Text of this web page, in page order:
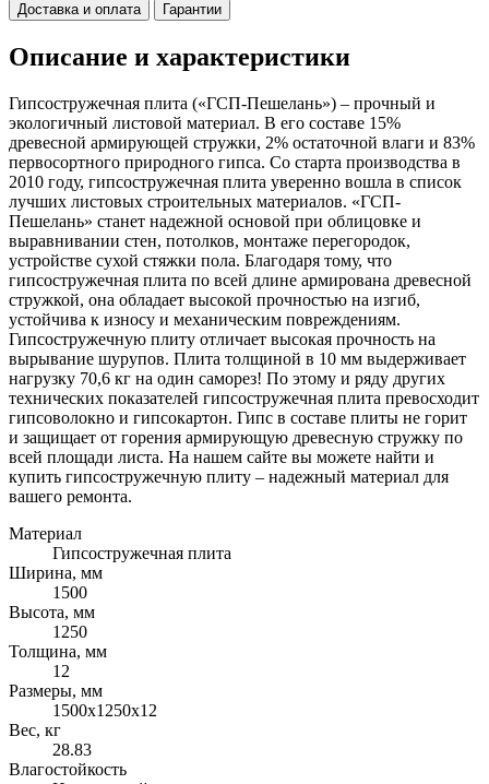
Доставка и оплата
Гарантии
Описание и характеристики
Гипсостружечная плита («ГСП-Пешелань») – прочный и
экологичный листовой материал. В его составе 15%
древесной армирующей стружки, 2% остаточной влаги и 83%
первосортного природного гипса. Со старта производства в
2010 году, гипсостружечная плита уверенно вошла в список
лучших листовых строительных материалов. «ГСП-
Пешелань» станет надежной основой при облицовке и
выравнивании стен, потолков, монтаже перегородок,
устройстве сухой стяжки пола. Благодаря тому, что
гипсостружечная плита по всей длине армирована древесной
стружкой, она обладает высокой прочностью на изгиб,
устойчива к износу и механическим повреждениям.
Гипсостружечную плиту отличает высокая прочность на
вырывание шурупов. Плита толщиной в 10 мм выдерживает
нагрузку 70,6 кг на один саморез! По этому и ряду других
технических показателей гипсостружечная плита превосходит
гипсоволокно и гипсокартон. Гипс в составе плиты не горит
и защищает от горения армирующую древесную стружку по
всей площади листа. На нашем сайте вы можете найти и
купить гипсостружечную плиту – надежный материал для
вашего ремонта.
Материал
Гипсостружечная плита
Ширина, мм
1500
Высота, мм
1250
Толщина, мм
12
Размеры, мм
1500х1250х12
Вес, кг
28.83
Влагостойкость